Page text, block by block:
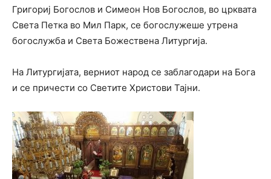
Григориј Богослов и Симеон Нов Богослов, во црквата
Света Петка во Мил Парк, се богослужеше утрена
богослужба и Света Божествена Литургија.
На Литургијата, верниот народ се заблагодари на Бога
и се причести со Светите Христови Тајни.